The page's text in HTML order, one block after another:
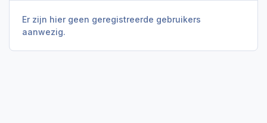
Er zijn hier geen geregistreerde gebruikers
aanwezig.